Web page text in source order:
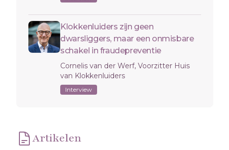
Klokkenluiders zijn geen
dwarsliggers, maar een onmisbare
schakel in fraudepreventie
Cornelis van der Werf, Voorzitter Huis
van Klokkenluiders
Interview
Artikelen